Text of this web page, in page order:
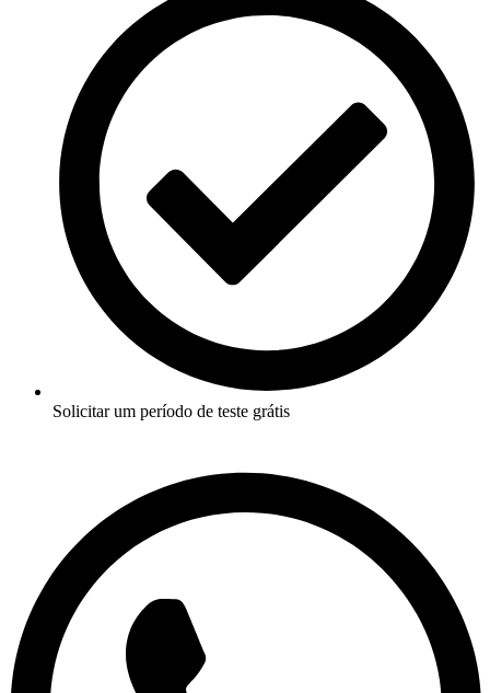
Solicitar um período de teste grátis